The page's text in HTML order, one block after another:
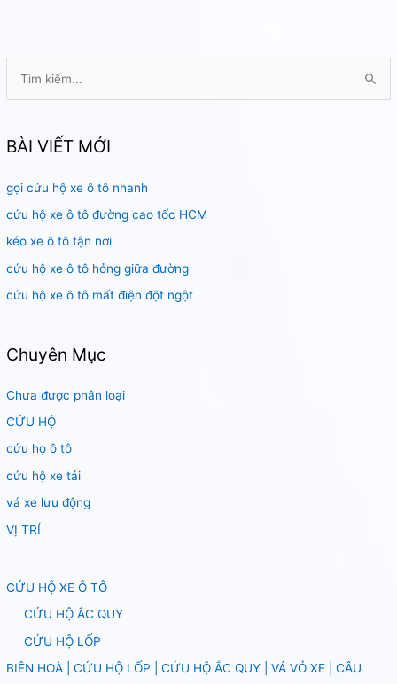
k
ế
m
:
BÀI VIẾT MỚI
gọi cứu hộ xe ô tô nhanh
cứu hộ xe ô tô đường cao tốc HCM
kéo xe ô tô tận nơi
cứu hộ xe ô tô hỏng giữa đường
cứu hộ xe ô tô mất điện đột ngột
Chuyên Mục
Chưa được phân loại
CỨU HỘ
cứu họ ô tô
cứu hộ xe tải
vá xe lưu động
VỊ TRÍ
CỨU HỘ XE Ô TÔ
CỨU HỘ ẮC QUY
CỨU HỘ LỐP
BIÊN HOÀ | CỨU HỘ LỐP | CỨU HỘ ẮC QUY | VÁ VỎ XE | CÂU